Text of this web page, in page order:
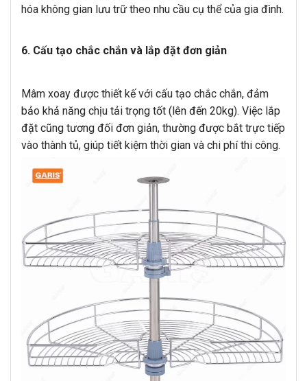
hóa không gian lưu trữ theo nhu cầu cụ thể của gia đình.
6. Cấu tạo chắc chắn và lắp đặt đơn giản
Mâm xoay được thiết kế với cấu tạo chắc chắn, đảm
bảo khả năng chịu tải trọng tốt (lên đến 20kg). Việc lắp
đặt cũng tương đối đơn giản, thường được bắt trực tiếp
vào thành tủ, giúp tiết kiệm thời gian và chi phí thi công.